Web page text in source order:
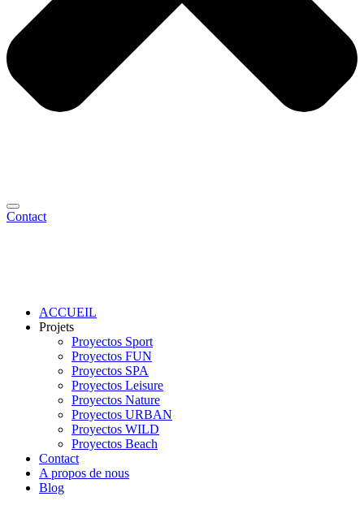
Contact
ACCUEIL
Projets
Proyectos Sport
Proyectos FUN
Proyectos SPA
Proyectos Leisure
Proyectos Nature
Proyectos URBAN
Proyectos WILD
Proyectos Beach
Contact
A propos de nous
Blog